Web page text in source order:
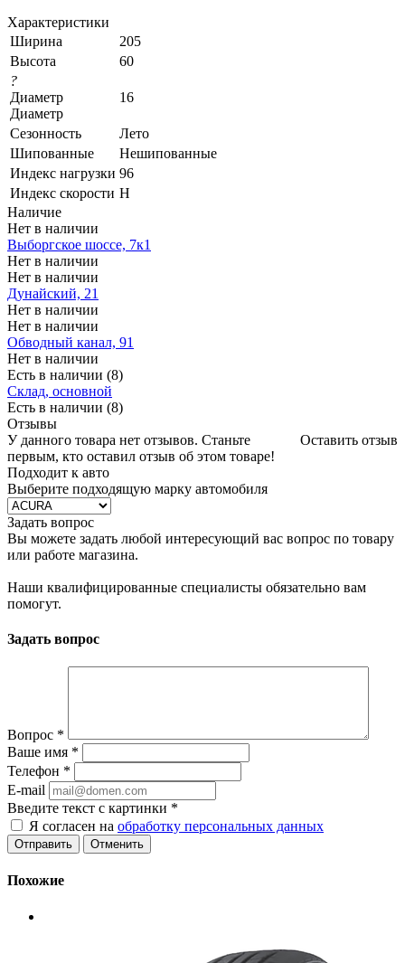
Характеристики
Ширина
205
Высота
60
?
Диаметр
Диаметр
16
Сезонность
Лето
Шипованные
Нешипованные
Индекс нагрузки 96
Индекс скорости H
Наличие
Нет в наличии
Выборгское шоссе, 7к1
Нет в наличии
Нет в наличии
Дунайский, 21
Нет в наличии
Нет в наличии
Обводный канал, 91
Нет в наличии
Есть в наличии (8)
Склад, основной
Есть в наличии (8)
Отзывы
Оставить отзыв
У данного товара нет отзывов. Станьте
первым, кто оставил отзыв об этом товаре!
Подходит к авто
Выберите подходящую марку автомобиля
Задать вопрос
Вы можете задать любой интересующий вас вопрос по товару
или работе магазина.
Наши квалифицированные специалисты обязательно вам
помогут.
Задать вопрос
Вопрос *
Ваше имя *
Телефон *
E-mail
Введите текст с картинки *
Я согласен на обработку персональных данных
Отменить
Похожие